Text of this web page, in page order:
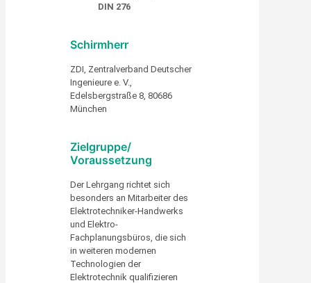
DIN 276
Schirmherr
ZDI, Zentralverband Deutscher
Ingenieure e. V.,
Edelsbergstraße 8, 80686
München
Zielgruppe/
Voraussetzung
Der Lehrgang richtet sich
besonders an Mitarbeiter des
Elektrotechniker-Handwerks
und Elektro-
Fachplanungsbüros, die sich
in weiteren modernen
Technologien der
Elektrotechnik qualifizieren